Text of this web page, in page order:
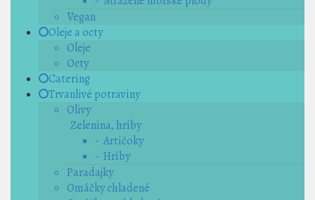
Vegan
Oleje a octy
Oleje
Octy
Catering
Trvanlivé potraviny
Olivy
Zelenina, hríby
- Artičoky
- Hríby
Paradajky
Omáčky chladené